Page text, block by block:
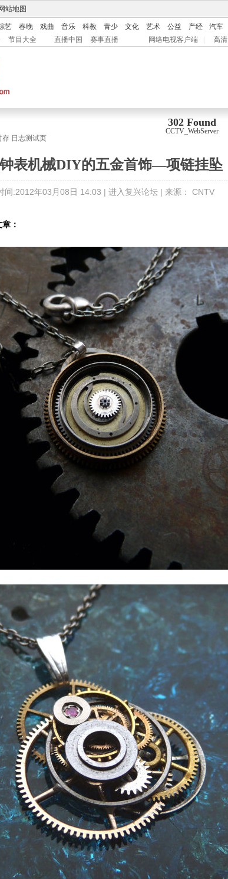
网站地图
艺 春晚 戏曲 音乐 科教 青少 文化 艺术 公益 产经 汽车
节目大全 直播中国 赛事直播 网络电视客户端 高清
302 Found
CCTV_WebServer
存 日志测试页
表机械DIY的五金首饰—项链挂坠
间:2012年03月08日 14:03 | 进入复兴论坛| 来源： CNTV
：